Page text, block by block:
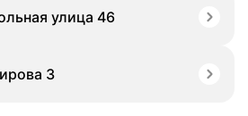
улица 46
3